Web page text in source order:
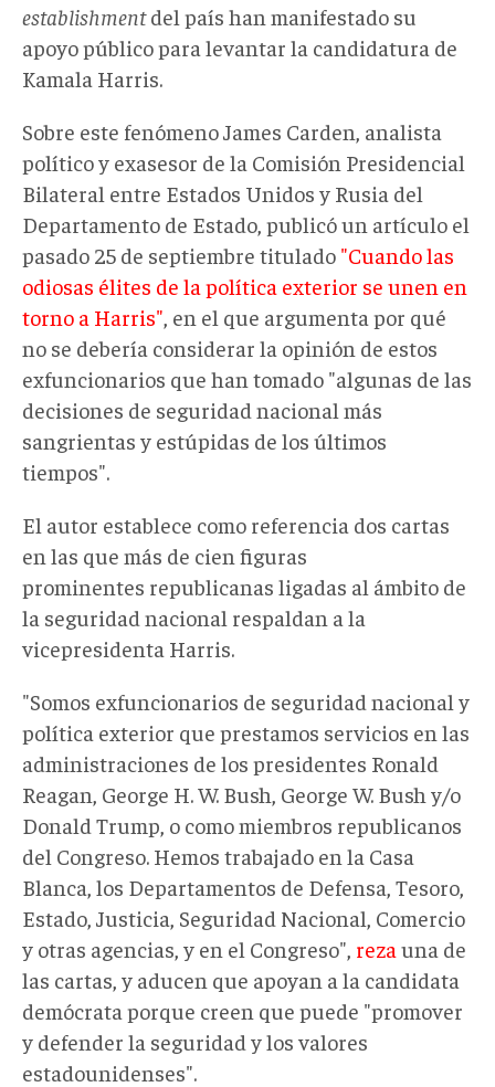
establishmentdel país han manifestado su
apoyo público para levantar la candidatura de
Kamala Harris.
Sobre este fenómeno James Carden, analista
político y exasesor de la Comisión Presidencial
Bilateral entre Estados Unidos y Rusia del
Departamento de Estado, publicó un artículo el
pasado 25 de septiembre titulado "Cuando las
odiosas élites de la política exterior se unen en
torno a Harris" , en el que argumenta por qué
no se debería considerar la opinión de estos
exfuncionarios que han tomado "algunas de las
decisiones de seguridad nacional más
sangrientas y estúpidas de los últimos
tiempos".
El autor establece como referencia dos cartas
en las que más de cien figuras
prominentes republicanas ligadas al ámbito de
la seguridad nacional respaldan a la
vicepresidenta Harris.
"Somos exfuncionarios de seguridad nacional y
política exterior que prestamos servicios en las
administraciones de los presidentes Ronald
Reagan, George H. W. Bush, George W. Bush y/o
Donald Trump, o como miembros republicanos
del Congreso. Hemos trabajado en la Casa
Blanca, los Departamentos de Defensa, Tesoro,
Estado, Justicia, Seguridad Nacional, Comercio
y otras agencias, y en el Congreso", reza una de
las cartas, y aducen que apoyan a la candidata
demócrata porque creen que puede "promover
y defender la seguridad y los valores
estadounidenses".